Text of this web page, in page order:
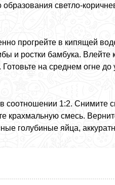
светло-
прогрейте в кипящей
и ростки бамбука.
Готовьте на среднем огне
соотношении 1:2. Снимите
крахмальную смесь.
голубиные яйца,